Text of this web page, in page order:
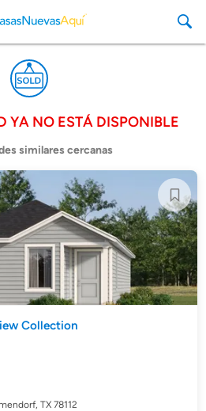
YA NO ESTÁ DISPONIBLE
similares cercanas
Collection
TX 78112